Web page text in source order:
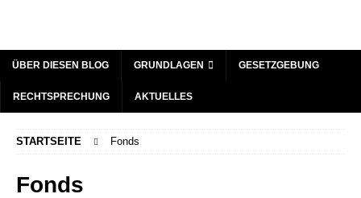
ÜBER DIESEN BLOG GRUNDLAGEN GESETZGEBUNG
RECHTSPRECHUNG AKTUELLES
STARTSEITE Fonds
Fonds